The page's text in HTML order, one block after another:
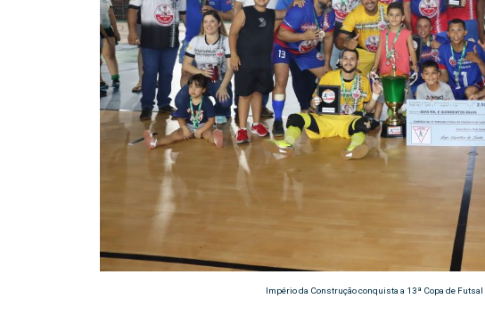
Império da Construção conquista a 13ª Copa de